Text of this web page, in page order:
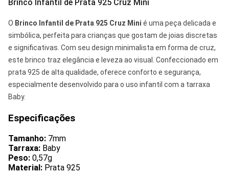
Brinco Infantil de Prata 925 Cruz Mini
O Brinco Infantil de Prata 925 Cruz Mini é uma peça delicada e
simbólica, perfeita para crianças que gostam de joias discretas
e significativas. Com seu design minimalista em forma de cruz,
este brinco traz elegância e leveza ao visual. Confeccionado em
prata 925 de alta qualidade, oferece conforto e segurança,
especialmente desenvolvido para o uso infantil com a tarraxa
Baby.
Especificações
Tamanho: 7mm
Tarraxa: Baby
Peso: 0,57g
Material: Prata 925